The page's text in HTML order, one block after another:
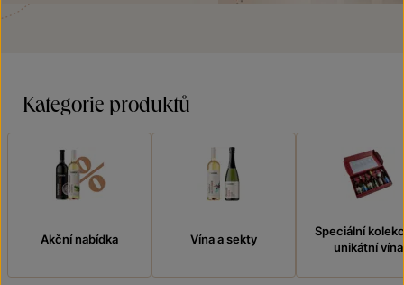
Kategorie produktů
Akční nabídka Vína a sekty
Speciální
unikátní vína